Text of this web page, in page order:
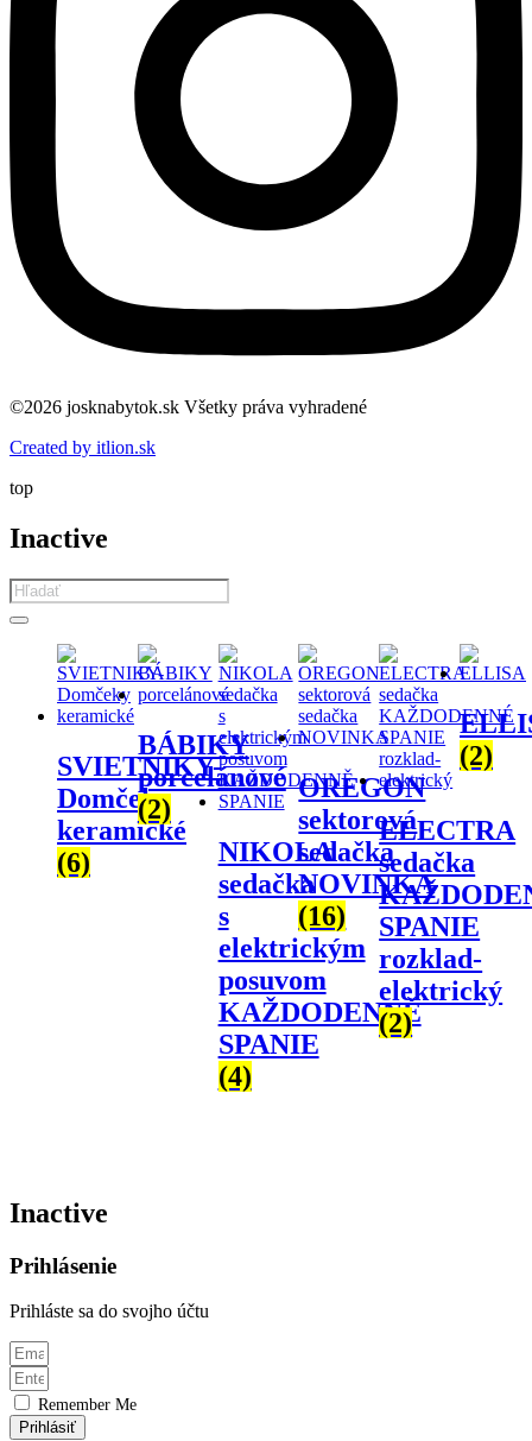
©2026 josknabytok.sk Všetky práva vyhradené
Created by itlion.sk
top
Inactive
Products
search
SVIETNIKY-
Domčeky
keramické
(6)
BÁBIKY
porcelánové
(2)
NIKOLA
sedačka
s
elektrickým
posuvom
KAŽDODENNĚ
SPANIE
(4)
OREGON
sektorová
sedačka
NOVINKA
(16)
ELECTRA
sedačka
SPANIE
rozklad-
elektrický
(2)
(2)
Inactive
Prihlásenie
Prihláste sa do svojho účtu
Remember Me
Prihlásiť